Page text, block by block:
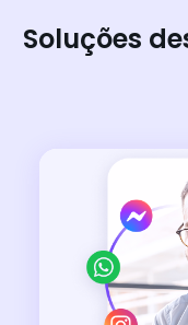
Soluções